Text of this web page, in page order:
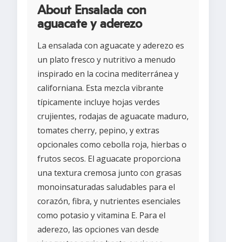
About Ensalada con
aguacate y aderezo
La ensalada con aguacate y aderezo es
un plato fresco y nutritivo a menudo
inspirado en la cocina mediterránea y
californiana. Esta mezcla vibrante
típicamente incluye hojas verdes
crujientes, rodajas de aguacate maduro,
tomates cherry, pepino, y extras
opcionales como cebolla roja, hierbas o
frutos secos. El aguacate proporciona
una textura cremosa junto con grasas
monoinsaturadas saludables para el
corazón, fibra, y nutrientes esenciales
como potasio y vitamina E. Para el
aderezo, las opciones van desde